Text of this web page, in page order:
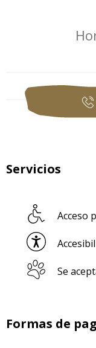
Servicios
Acceso
Se
Formas de